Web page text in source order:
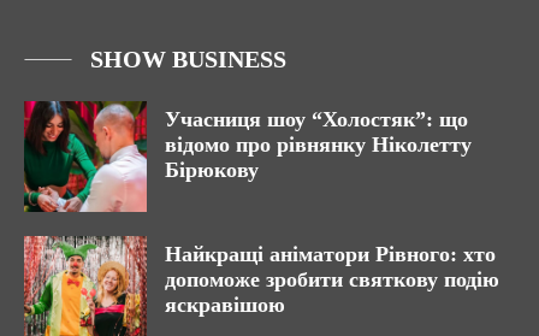
SHOW BUSINESS
Учасниця шоу “Холостяк”: що
відомо про рівнянку Ніколетту
Бірюкову
Найкращі аніматори Рівного: хто
допоможе зробити святкову подію
яскравішою